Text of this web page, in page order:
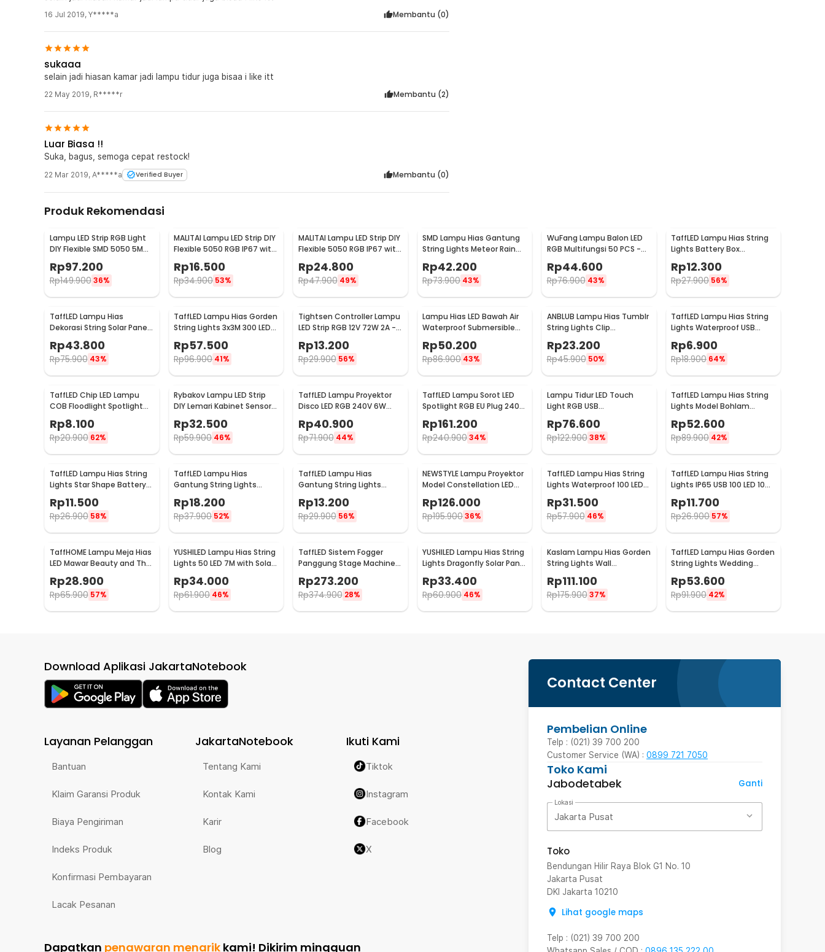
16 Jul 2019, Y*****a Membantu (0)
sukaaa
selain jadi hiasan kamar jadi lampu tidur juga bisaa i like itt
22 May 2019, R*****r Membantu (2)
Luar Biasa !!
Suka, bagus, semoga cepat restock!
22 Mar 2019, A*****a Verified Buyer Membantu (0)
Produk Rekomendasi
Lampu LED Strip RGB Light
DIY Flexible SMD 5050 5M
Rp97.200
Rp149.900 36%
MALITAI Lampu LED Strip DIY
Flexible 5050 RGB IP67 with
USB Controller 1M -
SMD2835
Rp16.500
Rp34.900 53%
MALITAI Lampu LED Strip DIY
Flexible 5050 RGB IP67 with
USB Controller 2M -
SMD2835
Rp24.800
Rp47.900 49%
SMD Lampu Hias Gantung
String Lights Meteor Rain
Rp42.200
Rp73.900 43%
WuFang Lampu Balon LED
RGB Multifungsi 50 PCS -
Rp44.600
Rp76.900 43%
TaffLED Lampu Hias String
Lights Battery Box
Waterproof 50 LED 5M - G5
Rp12.300
Rp27.900 56%
TaffLED Lampu Hias
Dekorasi String Solar Panel
30 LED 8 Mode 6.5M - 896
Rp43.800
Rp75.900 43%
TaffLED Lampu Hias Gorden
String Lights 3x3M 300 LED
Rp57.500
Rp96.900 41%
Tightsen Controller Lampu
LED Strip RGB 12V 72W 2A -
Rp13.200
Rp29.900 56%
Lampu Hias LED Bawah Air
Waterproof Submersible
13017
Rp50.200
Rp86.900 43%
ANBLUB Lampu Hias Tumblr
String Lights Clip
Waterproof 20 LED 2M -
0606
Rp23.200
Rp45.900 50%
TaffLED Lampu Hias String
Lights Waterproof USB
Power 50 LED 5M - SZ
Rp6.900
Rp18.900 64%
TaffLED Chip LED Lampu
COB Floodlight Spotlight
220V Cool White 6000K
50W - COB4060-AC220-
50
Rp8.100
Rp20.900 62%
Rybakov Lampu LED Strip
DIY Lemari Kabinet Sensor
Gerak 4.5W 1M - 2835
Rp32.500
Rp59.900 46%
TaffLED Lampu Proyektor
Disco LED RGB 240V 6W
LV-RG
Rp40.900
Rp71.900 44%
TaffLED Lampu Sorot LED
Spotlight RGB EU Plug 240V
10W - L18RG
Rp161.200
Rp240.90034%
Lampu Tidur LED Touch
Light RGB USB
Rechargeable 1500mAh 5V
3W - F8-1
Rp76.600
Rp122.900 38%
TaffLED Lampu Hias String
Lights Model Bohlam
Waterproof 20 LED 5M -
PD039
Rp52.600
Rp89.900 42%
TaffLED Lampu Hias String
Lights Star Shape Battery
Rp11.500
Rp26.900 58%
TaffLED Lampu Hias
Gantung String Lights
Model Bohlam Mini
Waterproof 6M - ZYD0931
Rp18.200
Rp37.900 52%
TaffLED Lampu Hias
Gantung String Lights
Model Bohlam Mini
Waterproof 3M - ZYD0931
Rp13.200
Rp29.900 56%
NEWSTYLE Lampu Proyektor
Model Constellation LED
Night Light 3W 5V - NL-USB
Rp126.000
Rp195.90036%
TaffLED Lampu Hias String
Lights Waterproof 100 LED
with Solar Panel - M071
Rp31.500
Rp57.900 46%
TaffLED Lampu Hias String
Lights IP65 USB 100 LED 10M
Rp11.700
Rp26.900 57%
TaffHOME Lampu Meja Hias
LED Mawar Beauty and The
Beast Warm White - AC01
Rp28.900
Rp65.900 57%
YUSHILED Lampu Hias String
Lights 50 LED 7M with Solar
Panel - M072
Rp34.000
Rp61.900 46%
TaffLED Sistem Fogger
Panggung Stage Machine
Ejector with RGB LED - KY-
LED500
Rp273.200
Rp374.900 28%
YUSHILED Lampu Hias String
Lights Dragonfly Solar Panel
IP65 8 Modes 20 LED - M088
Rp33.400
Rp60.900 46%
Kaslam Lampu Hias Gorden
String Lights Wall
LED - S-32
Rp111.100
Rp175.900 37%
TaffLED Lampu Hias Gorden
String Lights Wedding
Decoration 3x3M - 300L
Rp53.600
Rp91.900 42%
Contact Center
Pembelian Online
Telp : (021) 39 700 200
Customer Service (WA) : 0899 721 7050
Toko Kami
Jabodetabek
Ganti
Lokasi
Jakarta Pusat
Toko
Bendungan Hilir Raya Blok G1 No. 10
Jakarta Pusat
DKI Jakarta 10210
Lihat google maps
Telp : (021) 39 700 200
Download Aplikasi JakartaNotebook
Layanan Pelanggan
Bantuan
Klaim Garansi Produk
Biaya Pengiriman
Indeks Produk
Konfirmasi Pembayaran
Lacak Pesanan
JakartaNotebook
Tentang Kami
Kontak Kami
Karir
Blog
Ikuti Kami
Tiktok
Instagram
Facebook
X
Dapatkan penawaran menarik kami! Dikirim mingguan